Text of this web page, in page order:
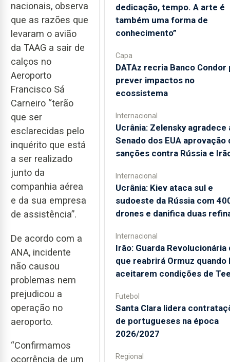
nacionais, observa
que as razões que
levaram o avião
da TAAG a sair de
calços no
Aeroporto
Francisco Sá
Carneiro “terão
que ser
esclarecidas pelo
inquérito que está
a ser realizado
junto da
companhia aérea
e da sua empresa
de assistência”.
De acordo com a
ANA, incidente
não causou
problemas nem
prejudicou a
operação no
aeroporto.
“Confirmamos
ocorrência de um
dedicação, tempo. A arte é
também uma forma de
conhecimento”
Capa
DATAz recria Banco Condor
prever impactos no
ecossistema
Internacional
Ucrânia: Zelensky agradece
Senado dos EUA aprovação
sanções contra Rússia e
Internacional
Ucrânia: Kiev ataca sul e
sudoeste da Rússia com
drones e danifica duas
Internacional
Irão: Guarda Revolucionária
que reabrirá Ormuz quando
aceitarem condições de
Futebol
Santa Clara lidera
de portugueses na época
2026/2027
Regional